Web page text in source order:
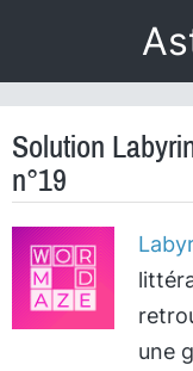
Solution
n°19
une